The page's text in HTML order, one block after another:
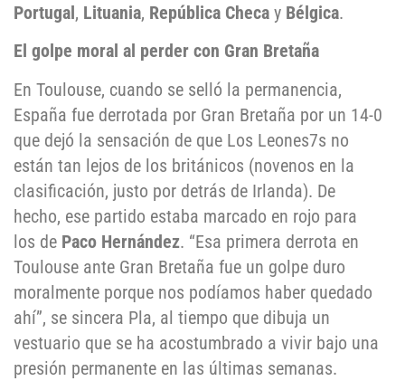
Portugal, Lituania, República Checa y Bélgica.
El golpe moral al perder con Gran Bretaña
En Toulouse, cuando se selló la permanencia,
España fue derrotada por Gran Bretaña por un 14-0
que dejó la sensación de que Los Leones7s no
están tan lejos de los británicos (novenos en la
clasificación, justo por detrás de Irlanda). De
hecho, ese partido estaba marcado en rojo para
los de Paco Hernández. “Esa primera derrota en
Toulouse ante Gran Bretaña fue un golpe duro
moralmente porque nos podíamos haber quedado
ahí”, se sincera Pla, al tiempo que dibuja un
vestuario que se ha acostumbrado a vivir bajo una
presión permanente en las últimas semanas.